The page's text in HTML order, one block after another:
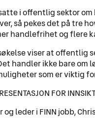
i offentlig sektor om
så pekes det på tre
handlefrihet og flere
viser at offentlig
handler ikke bare om
som er viktig
FOR
leder i FINN jobb,